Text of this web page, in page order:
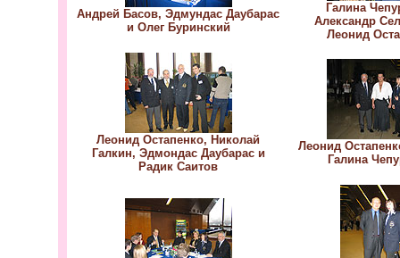
Андрей Басов, Эдмундас Даубарас
и Олег Буринский
Галина
Александр
Леонид
Леонид Остапенко, Николай
Галкин, Эдмондас Даубарас и
Радик Саитов
Леонид
Галина